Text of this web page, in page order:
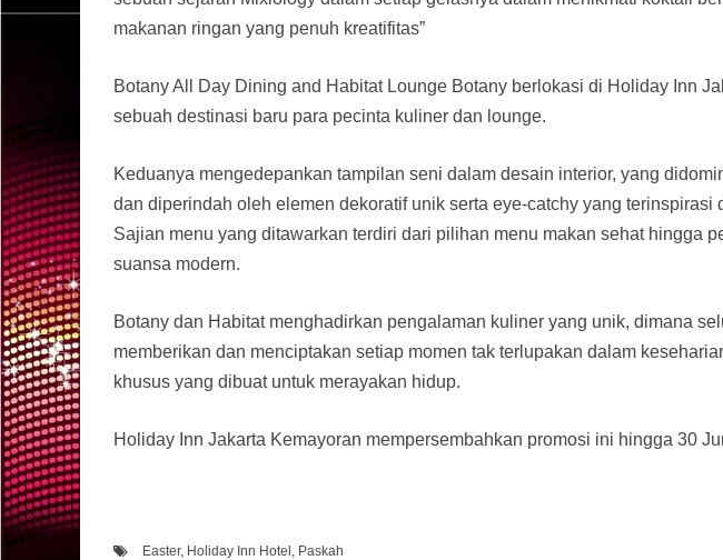
makanan ringan yang penuh kreatifitas”
Botany All Day Dining and Habitat Lounge Botany berlokasi di Holiday Inn
sebuah destinasi baru para pecinta kuliner dan lounge.
Keduanya mengedepankan tampilan seni dalam desain interior, yang
dan diperindah oleh elemen dekoratif unik serta eye-catchy yang terinspirasi
Sajian menu yang ditawarkan terdiri dari pilihan menu makan sehat hingga
suansa modern.
Botany dan Habitat menghadirkan pengalaman kuliner yang unik, dimana
memberikan dan menciptakan setiap momen tak terlupakan dalam
khusus yang dibuat untuk merayakan hidup.
Holiday Inn Jakarta Kemayoran mempersembahkan promosi ini hingga 30
Easter, Holiday Inn Hotel Paskah